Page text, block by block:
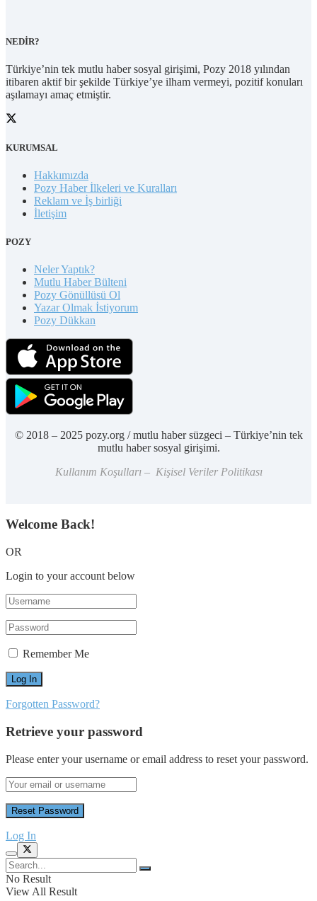
NEDİR?
Türkiye’nin tek mutlu haber sosyal girişimi, Pozy 2018 yılından
itibaren aktif bir şekilde Türkiye’ye ilham vermeyi, pozitif konuları
aşılamayı amaç etmiştir.
KURUMSAL
Hakkımızda
Pozy Haber İlkeleri ve Kuralları
Reklam ve İş birliği
İletişim
POZY
Neler Yaptık?
Mutlu Haber Bülteni
Pozy Gönüllüsü Ol
Yazar Olmak İstiyorum
Pozy Dükkan
© 2018 – 2025 pozy.org / mutlu haber süzgeci – Türkiye’nin tek
mutlu haber sosyal girişimi.
Kullanım Koşulları – Kişisel Veriler Politikası
Welcome Back!
OR
Login to your account below
Remember Me
Forgotten Password?
Retrieve your password
Please enter your username or email address to reset your password.
Log In
No Result
View All Result